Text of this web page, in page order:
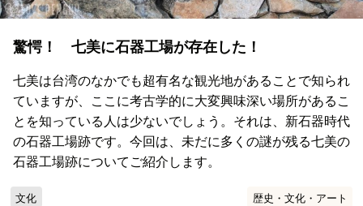
驚愕！ 七美に石器工場が存在した！
七美は台湾のなかでも超有名な観光地があることで知られ
ていますが、ここに考古学的に大変興味深い場所があるこ
とを知っている人は少ないでしょう。それは、新石器時代
の石器工場跡です。今回は、未だに多くの謎が残る七美の
石器工場跡についてご紹介します。
文化 歴史・文化・アート